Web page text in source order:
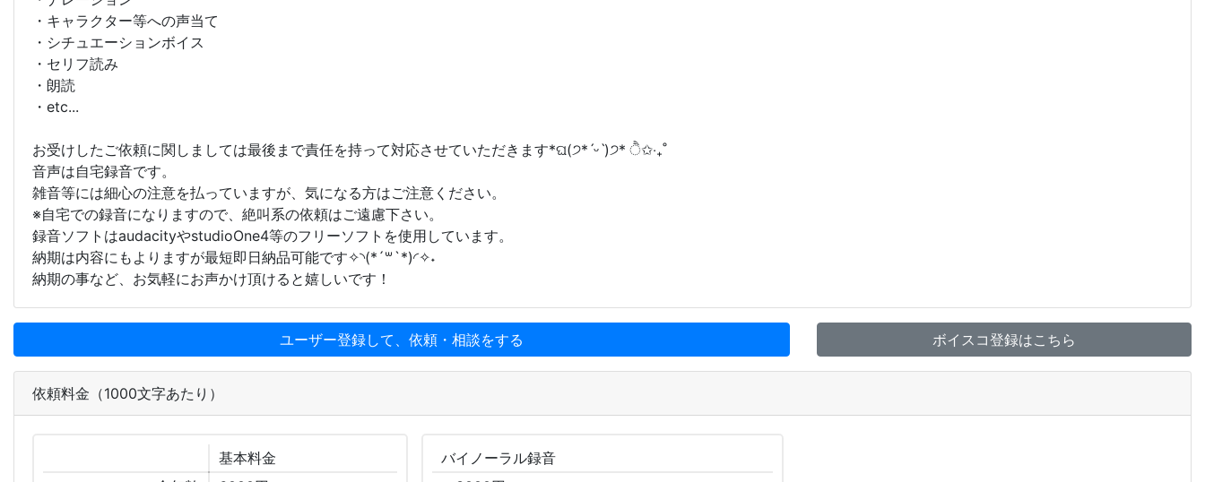
・キャラクター等への声当て
・シチュエーションボイス
・セリフ読み
・朗読
・etc...
お受けしたご依頼に関しましては最後まで責任を持って対応させていただきます*ଘ(੭*ˊᵕˋ)੭* ੈ✩︎‧₊˚
音声は自宅録音です。
雑音等には細心の注意を払っていますが、気になる方はご注意ください。
※自宅での録音になりますので、絶叫系の依頼はご遠慮下さい。
録音ソフトはaudacityやstudioOne4等のフリーソフトを使用しています。
納期は内容にもよりますが最短即日納品可能です✧︎◝︎(*´꒳`*)◜︎✧︎˖
納期の事など、お気軽にお声かけ頂けると嬉しいです！
ユーザー登録して、依頼・相談をする ボイスコ登録はこちら
依頼料金（1000文字あたり）
基本料金
バイノーラル録音